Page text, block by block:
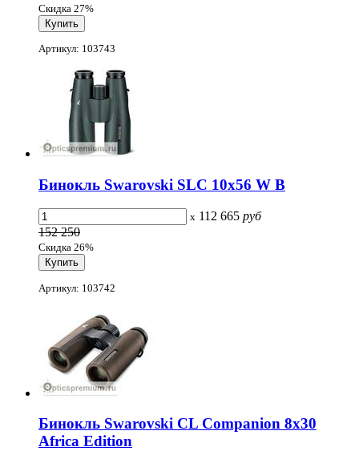
Скидка 27%
Артикул: 103743
Бинокль Swarovski SLC 10x56 W B
x 112 665 руб
152 250
Скидка 26%
Артикул: 103742
Бинокль Swarovski CL Companion 8x30
Africa Edition